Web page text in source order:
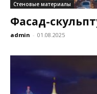
Стеновые материалы
Фасад-
admin - 01.08.2025